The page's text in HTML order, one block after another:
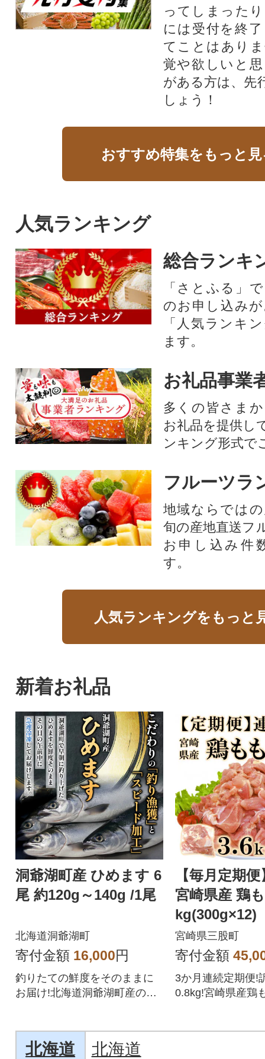
ってしまった
には受付を終
てことはあり
覚や欲しいと
がある方は、先
しょう！
おすすめ特集をもっと
人気ランキング
総合ランキ
「さとふる」
のお申し込み
「人気ランキ
ます。
お礼品事業
多くの皆さま
お礼品を提供し
ンキング形式で
フルーツラ
地域ならでは
旬の産地直送フ
お申し込み件
す。
人気ランキングをもっと
新着お礼品
洞爺湖町産 ひめます 6
尾 約120g～140g /1尾
北海道洞爺湖町
寄付金額 16,000円
釣りたての鮮度をそのままに
お届け!北海道洞爺湖町産の貴
【毎月定期
宮崎県産 鶏
kg(300g×12)
8】(三股町)
宮崎県三股町
寄付金額
3か月連続定期便!
0.8kg!宮崎県産鶏
北海道 北海道